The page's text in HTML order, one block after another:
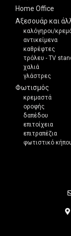
Home Office
Αξεσουάρ και
καλόγηροι/
αντικείμενα
καθρέφτες
τρόλευ - TV
χαλιά
γλάστρες
Φωτισμός
κρεμαστά
οροφής
δαπέδου
επιτοίχεια
επιτραπέζια
φωτιστικό